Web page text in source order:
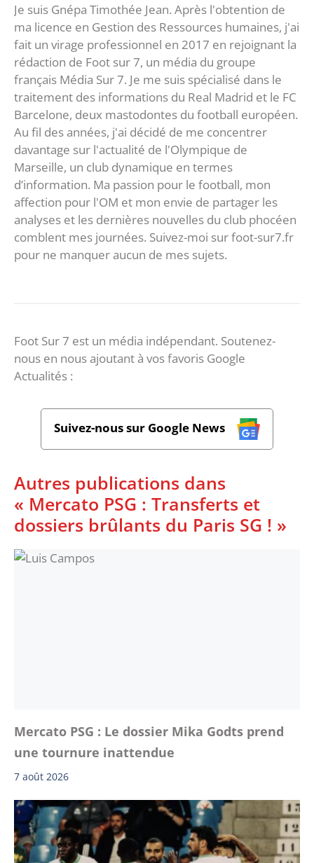
Je suis Gnépa Timothée Jean. Après l'obtention de
ma licence en Gestion des Ressources humaines, j'ai
fait un virage professionnel en 2017 en rejoignant la
rédaction de Foot sur 7, un média du groupe
français Média Sur 7. Je me suis spécialisé dans le
traitement des informations du Real Madrid et le FC
Barcelone, deux mastodontes du football européen.
Au fil des années, j'ai décidé de me concentrer
davantage sur l'actualité de l'Olympique de
Marseille, un club dynamique en termes
d’information. Ma passion pour le football, mon
affection pour l'OM et mon envie de partager les
analyses et les dernières nouvelles du club phocéen
comblent mes journées. Suivez-moi sur foot-sur7.fr
pour ne manquer aucun de mes sujets.
Foot Sur 7 est un média indépendant. Soutenez-
nous en nous ajoutant à vos favoris Google
Actualités :
Suivez-nous sur Google News
Autres publications dans
« Mercato PSG : Transferts et
dossiers brûlants du Paris SG ! »
Mercato PSG : Le dossier Mika Godts prend
une tournure inattendue
7 août 2026